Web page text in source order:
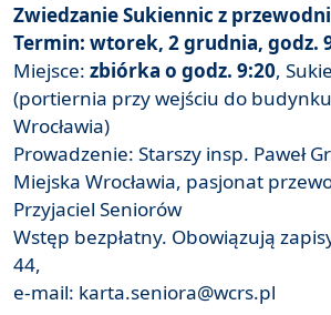
Zwiedzanie Sukiennic z
Termin: wtorek, 2 grudnia, godz.
Miejsce: zbiórka o godz. 9:20,
(portiernia przy wejściu do
Wrocławia)
Prowadzenie: Starszy insp. Paweł
Miejska Wrocławia, pasjonat
Przyjaciel Seniorów
Wstęp bezpłatny. Obowiązują
44,
e-mail: karta.seniora@wcrs.pl